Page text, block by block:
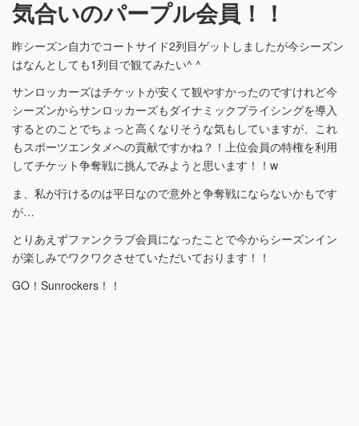
気合いのパープル会員！！
昨シーズン自力でコートサイド2列目ゲットしましたが今シーズン
はなんとしても1列目で観てみたい^ ^
サンロッカーズはチケットが安くて観やすかったのですけれど今
シーズンからサンロッカーズもダイナミックプライシングを導入
するとのことでちょっと高くなりそうな気もしていますが、これ
もスポーツエンタメへの貢献ですかね？！上位会員の特権を利用
してチケット争奪戦に挑んでみようと思います！！w
ま、私が行けるのは平日なので意外と争奪戦にならないかもです
が…
とりあえずファンクラブ会員になったことで今からシーズンイン
が楽しみでワクワクさせていただいております！！
GO！Sunrockers！！